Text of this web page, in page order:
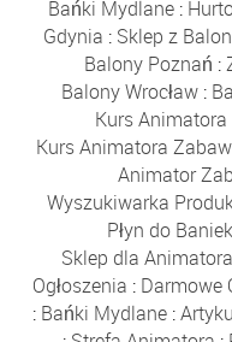
Bańki Mydlane :
Gdynia : Sklep z
Balony Poznań :
Balony Wrocław :
Kurs Animatora
Kurs Animatora
Animator
Wyszukiwarka
Płyn do Baniek
Sklep dla Animatora
Ogłoszenia : Darmowe
: Bańki Mydlane :